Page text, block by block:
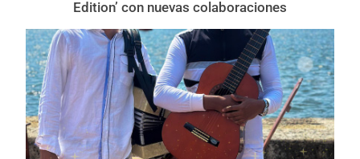
Edition’ con nuevas colaboraciones